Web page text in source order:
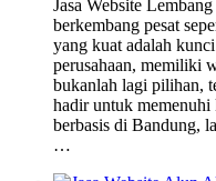
Jasa Website
berkembang pesat
yang kuat adalah
perusahaan, memiliki
bukanlah lagi pilihan,
hadir untuk memenuhi
berbasis di Bandung,
…